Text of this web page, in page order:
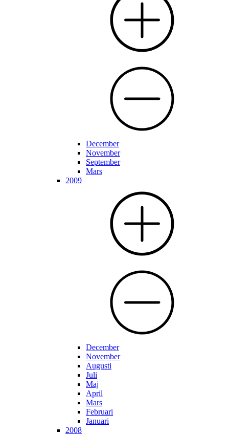
December
November
September
Mars
2009
December
November
Augusti
Juli
Maj
April
Mars
Februari
Januari
2008